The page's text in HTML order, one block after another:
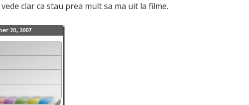
clar ca stau prea mult sa ma uit la filme.